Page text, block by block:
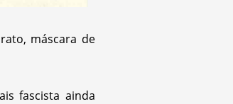
máscara de
fascista ainda